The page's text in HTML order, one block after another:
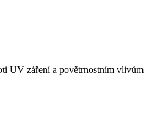
UV záření a povětrnostním vlivům